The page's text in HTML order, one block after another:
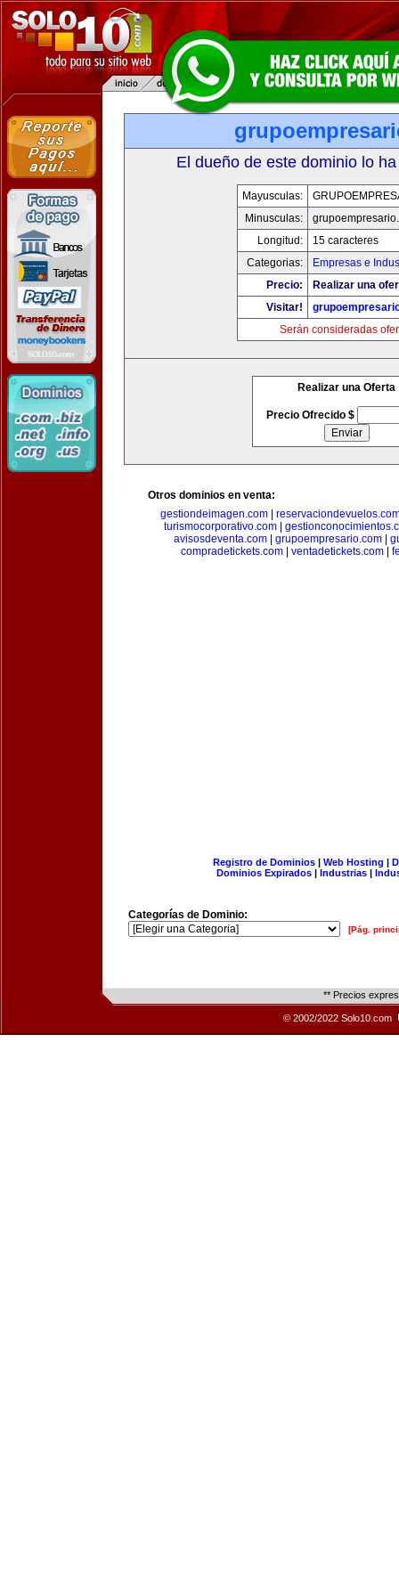
El dueño de este dominio lo
Mayusculas:
Minusculas:
Longitud:
15 caracteres
Categorias:
Empresas e
Precio:
Realizar una
Visitar!
Serán consideradas
Realizar una Oferta
Precio Ofrecido $
Otros dominios en venta:
gestiondeimagen.com
turismocorporativo.com
avisosdeventa.com| grupoempresario.com|
compradetickets.com| ventadetickets.com|
Registro de Dominios| Web Hosting |
Dominios Expirados | Industrias |
Categorías de Dominio:
[Pág.
** Precios
© 2002/2022 Solo10.com